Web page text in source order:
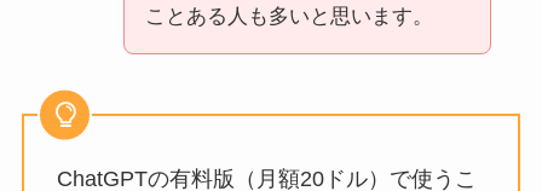
ことある人も多いと思います。
ChatGPTの有料版（月額20ドル）で使うこ